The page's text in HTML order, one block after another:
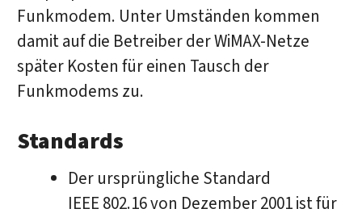
Funkmodem. Unter Umständen kommen
damit auf die Betreiber der WiMAX-Netze
später Kosten für einen Tausch der
Funkmodems zu.
Standards
Der ursprüngliche Standard
IEEE 802.16 von Dezember 2001 ist für